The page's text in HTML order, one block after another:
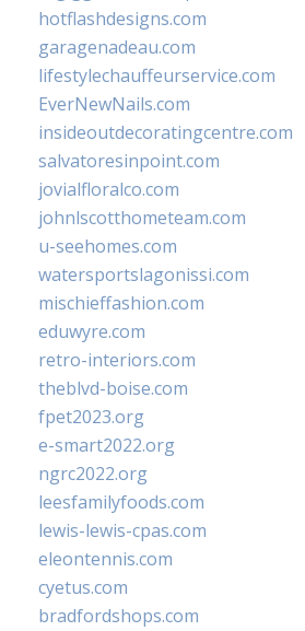
hotflashdesigns.com
garagenadeau.com
lifestylechauffeurservice.com
EverNewNails.com
insideoutdecoratingcentre.com
salvatoresinpoint.com
jovialfloralco.com
johnlscotthometeam.com
u-seehomes.com
watersportslagonissi.com
mischieffashion.com
eduwyre.com
retro-interiors.com
theblvd-boise.com
fpet2023.org
e-smart2022.org
ngrc2022.org
leesfamilyfoods.com
lewis-lewis-cpas.com
eleontennis.com
cyetus.com
bradfordshops.com